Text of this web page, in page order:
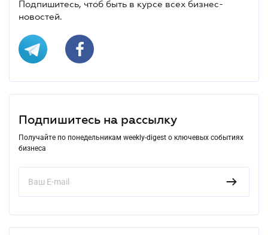
Подпишитесь, чтоб быть в курсе всех бизнес-
новостей.
Подпишитесь на рассылку
Получайте по понедельникам weekly-digest о ключевых событиях
бизнеса